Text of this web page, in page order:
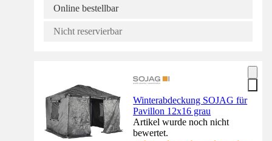
Online bestellbar
Nicht reservierbar
Winterabdeckung SOJAG für
Pavillon 12x16 grau
Artikel wurde noch nicht
bewertet.